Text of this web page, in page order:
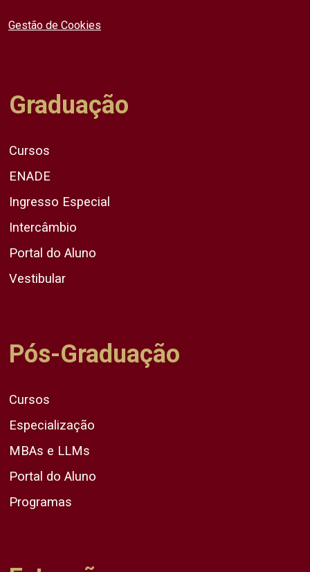
Gestão de Cookies
Graduação
Cursos
ENADE
Ingresso Especial
Intercâmbio
Portal do Aluno
Vestibular
Pós-Graduação
Cursos
Especialização
MBAs e LLMs
Portal do Aluno
Programas